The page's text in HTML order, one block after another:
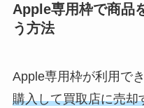
Apple専用枠で商品
う方法
Apple専用枠が利用で
購入して買取店に売却